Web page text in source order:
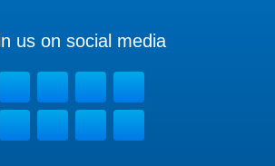
us on social media